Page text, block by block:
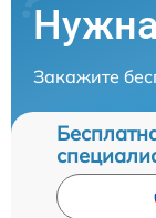
Закажите